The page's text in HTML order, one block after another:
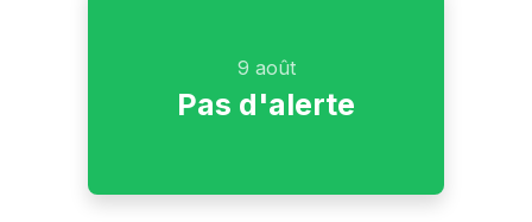
9 août
Pas d'alerte